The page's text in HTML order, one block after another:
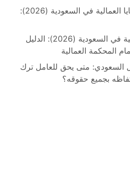
أتعاب المحاماة في القضايا العمالية في السعودية (2026):
إثبات في الدعاوى العمالية في السعودية (2026): الدليل
المحكمة العمالية
العمل السعودي: متى يحق للعامل ترك
بجميع حقوقه؟